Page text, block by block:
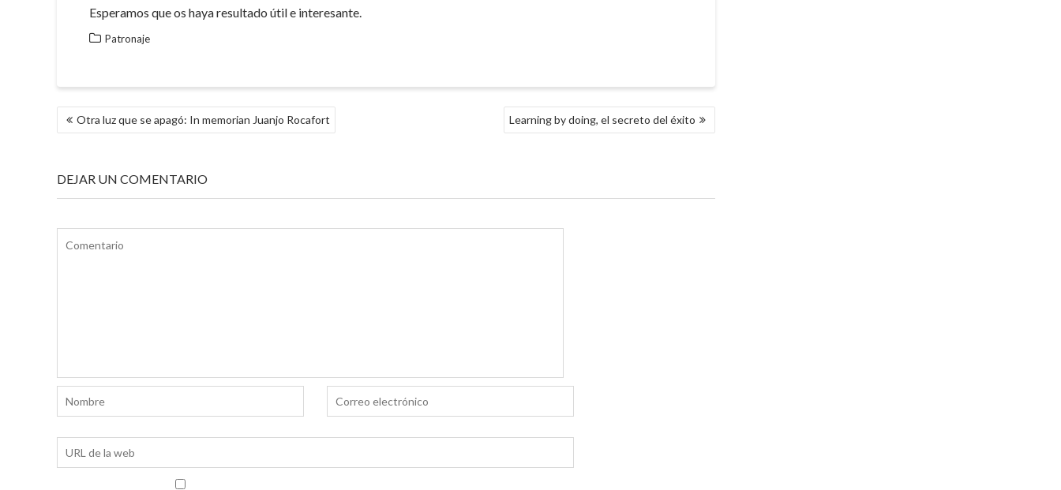
Esperamos que os haya resultado útil e interesante.
Patronaje
NAVEGACIÓN
DE
Otra luz que se apagó: In memorian Juanjo Rocafort Learning by doing, el secreto del éxito
DEJAR UN COMENTARIO